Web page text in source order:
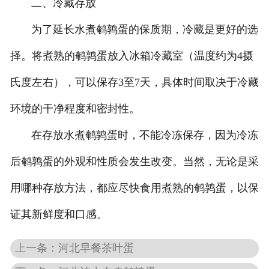
二、冷藏存放
为了延长水煮鹌鹑蛋的保质期，冷藏是更好的选
择。将煮熟的鹌鹑蛋放入冰箱冷藏室（温度约为4摄
氏度左右），可以保存3至7天，具体时间取决于冷藏
环境的干净程度和密封性。
在存放水煮鹌鹑蛋时，不能冷冻保存，因为冷冻
后鹌鹑蛋的外观和性质会发生改变。当然，无论是采
用哪种存放方法，都应尽快食用煮熟的鹌鹑蛋，以保
证其新鲜度和口感。
上一条：河北早餐茶叶蛋